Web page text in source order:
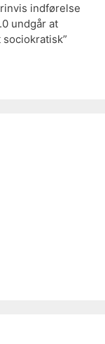
indførelse
undgår at